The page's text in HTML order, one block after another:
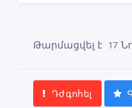
Թարմացվել է 17
Դժգոհել